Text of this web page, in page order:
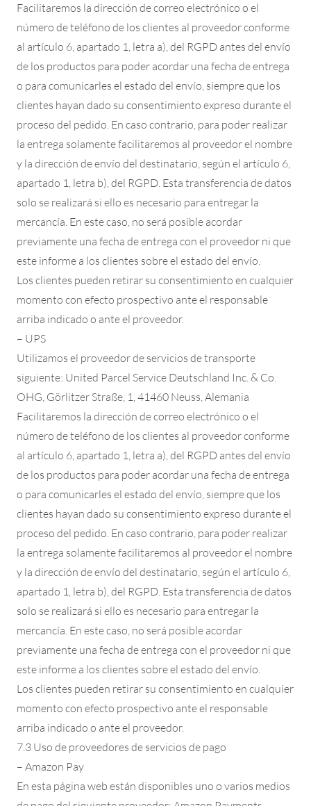
Facilitaremos la dirección de correo electrónico o el
número de teléfono de los clientes al proveedor conforme
al artículo 6, apartado 1, letra a), del RGPD antes del envío
de los productos para poder acordar una fecha de entrega
o para comunicarles el estado del envío, siempre que los
clientes hayan dado su consentimiento expreso durante el
proceso del pedido. En caso contrario, para poder realizar
la entrega solamente facilitaremos al proveedor el nombre
y la dirección de envío del destinatario, según el artículo 6,
apartado 1, letra b), del RGPD. Esta transferencia de datos
solo se realizará si ello es necesario para entregar la
mercancía. En este caso, no será posible acordar
previamente una fecha de entrega con el proveedor ni que
este informe a los clientes sobre el estado del envío.
Los clientes pueden retirar su consentimiento en cualquier
momento con efecto prospectivo ante el responsable
arriba indicado o ante el proveedor.
– UPS
Utilizamos el proveedor de servicios de transporte
siguiente: United Parcel Service Deutschland Inc. & Co.
OHG, Görlitzer Straße, 1, 41460 Neuss, Alemania
Facilitaremos la dirección de correo electrónico o el
número de teléfono de los clientes al proveedor conforme
al artículo 6, apartado 1, letra a), del RGPD antes del envío
de los productos para poder acordar una fecha de entrega
o para comunicarles el estado del envío, siempre que los
clientes hayan dado su consentimiento expreso durante el
proceso del pedido. En caso contrario, para poder realizar
la entrega solamente facilitaremos al proveedor el nombre
y la dirección de envío del destinatario, según el artículo 6,
apartado 1, letra b), del RGPD. Esta transferencia de datos
solo se realizará si ello es necesario para entregar la
mercancía. En este caso, no será posible acordar
previamente una fecha de entrega con el proveedor ni que
este informe a los clientes sobre el estado del envío.
Los clientes pueden retirar su consentimiento en cualquier
momento con efecto prospectivo ante el responsable
arriba indicado o ante el proveedor.
7.3 Uso de proveedores de servicios de pago
– Amazon Pay
En esta página web están disponibles uno o varios medios